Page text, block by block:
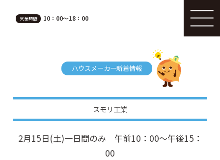
営業時間 10：00～18：00
ハウスメーカー新着情報
スモリ工業
2月15日(土)一日間のみ 午前10：00～午後15：
00